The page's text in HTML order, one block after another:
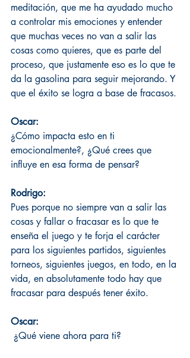
meditación, que me ha ayudado mucho
a controlar mis emociones y entender
que muchas veces no van a salir las
cosas como quieres, que es parte del
proceso, que justamente eso es lo que te
da la gasolina para seguir mejorando. Y
que el éxito se logra a base de fracasos.
Oscar:
¿Cómo impacta esto en ti
emocionalmente?, ¿Qué crees que
influye en esa forma de pensar?
Rodrigo:
Pues porque no siempre van a salir las
cosas y fallar o fracasar es lo que te
enseña el juego y te forja el carácter
para los siguientes partidos, siguientes
torneos, siguientes juegos, en todo, en la
vida, en absolutamente todo hay que
fracasar para después tener éxito.
Oscar:
¿Qué viene ahora para ti?